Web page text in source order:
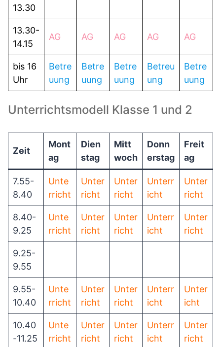
13.30
13.30-
14.15
AG AG AG AG AG
bis 16
Uhr
Betre
uung
Betre
uung
Betre
uung
Betreu
ung
Betre
uung
Unterrichtsmodell Klasse 1 und 2
Zeit
Mont
ag
Dien
stag
Mitt
woch
Donn
erstag
Freit
ag
7.55-
8.40
Unte
rricht
Unter
richt
Unter
richt
Unterr
icht
Unter
richt
8.40-
9.25
Unte
rricht
Unter
richt
Unter
richt
Unterr
icht
Unter
richt
9.25-
9.55
9.55-
10.40
Unte
rricht
Unter
richt
Unter
richt
Unterr
icht
Unter
icht
10.40
-11.25
Unte
rricht
Unter
richt
Unter
richt
Unterr
icht
Unter
richt